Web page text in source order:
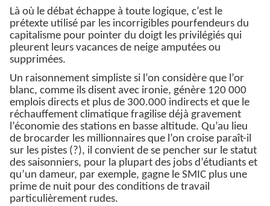
Là où le débat échappe à toute logique, c’est le
prétexte utilisé par les incorrigibles pourfendeurs du
capitalisme pour pointer du doigt les privilégiés qui
pleurent leurs vacances de neige amputées ou
supprimées.
Un raisonnement simpliste si l’on considère que l’or
blanc, comme ils disent avec ironie, génère 120 000
emplois directs et plus de 300.000 indirects et que le
réchauffement climatique fragilise déjà gravement
l’économie des stations en basse altitude. Qu’au lieu
de brocarder les millionnaires que l’on croise paraît-il
sur les pistes (?), il convient de se pencher sur le statut
des saisonniers, pour la plupart des jobs d’étudiants et
qu’un dameur, par exemple, gagne le SMIC plus une
prime de nuit pour des conditions de travail
particulièrement rudes.